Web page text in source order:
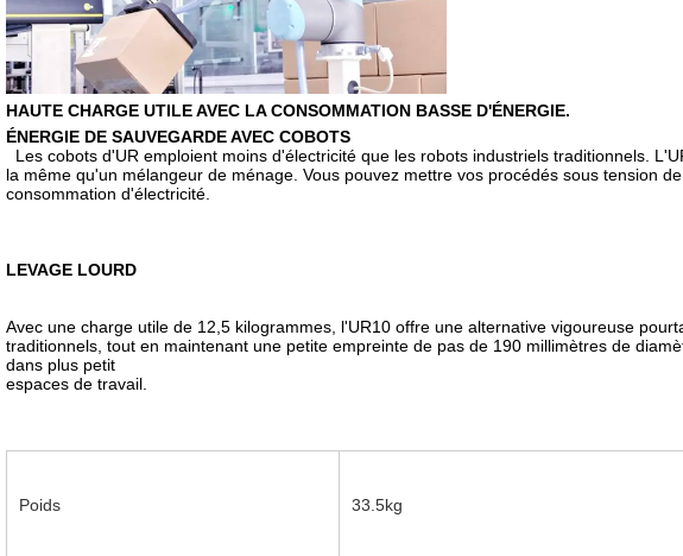
HAUTE CHARGE UTILE AVEC LA CONSOMMATION BASSE D'ÉNERGIE.
ÉNERGIE DE SAUVEGARDE AVEC COBOTS
Les cobots d'UR emploient moins d'électricité que les robots industriels traditionnels.
la même qu'un mélangeur de ménage. Vous pouvez mettre vos procédés sous tension
consommation d'électricité.
LEVAGE LOURD
Avec une charge utile de 12,5 kilogrammes, l'UR10 offre une alternative vigoureuse
traditionnels, tout en maintenant une petite empreinte de pas de 190 millimètres de
dans plus petit
espaces de travail.
Poids 33.5kg